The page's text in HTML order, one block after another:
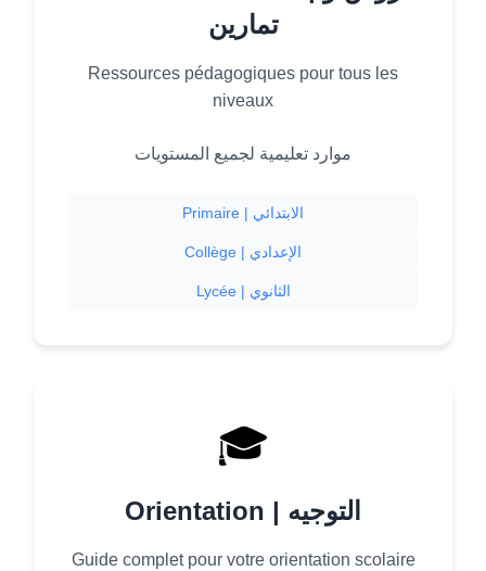
تمارين
Ressources pédagogiques pour tous les
niveaux
موارد تعليمية لجميع المستويات
Primaire | الابتدائي
Collège | الإعدادي
Lycée | الثانوي
🎓
Orientation | التوجيه
Guide complet pour votre orientation scolaire